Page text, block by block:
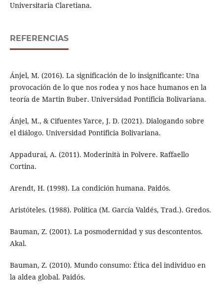
Universitaria Claretiana.
REFERENCIAS
Ánjel, M. (2016). La significación de lo insignificante: Una
provocación de lo que nos rodea y nos hace humanos en la
teoría de Martin Buber. Universidad Pontificia Bolivariana.
Ánjel, M., & Cifuentes Yarce, J. D. (2021). Dialogando sobre
el diálogo. Universidad Pontificia Bolivariana.
Appadurai, A. (2011). Moderinità in Polvere. Raffaello
Cortina.
Arendt, H. (1998). La condición humana. Paidós.
Aristóteles. (1988). Política (M. García Valdés, Trad.). Gredos.
Bauman, Z. (2001). La posmodernidad y sus descontentos.
Akal.
Bauman, Z. (2010). Mundo consumo: Ética del individuo en
la aldea global. Paidós.